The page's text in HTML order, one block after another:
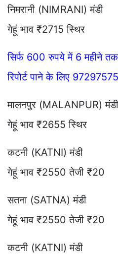
निमरानी (NIMRANI) मंडी
गेहूं भाव ₹2715 स्थिर
सिर्फ 600 रुपये में 6 महीने
रिपोर्ट पाने के लिए
मालनपुर (MALANPUR) मंडी
गेहूं भाव ₹2655 स्थिर
कटनी (KATNI) मंडी
गेहूं भाव ₹2550 तेजी ₹20
सतना (SATNA) मंडी
गेहूं भाव ₹2550 तेजी ₹20
कटनी (KATNI) मंडी